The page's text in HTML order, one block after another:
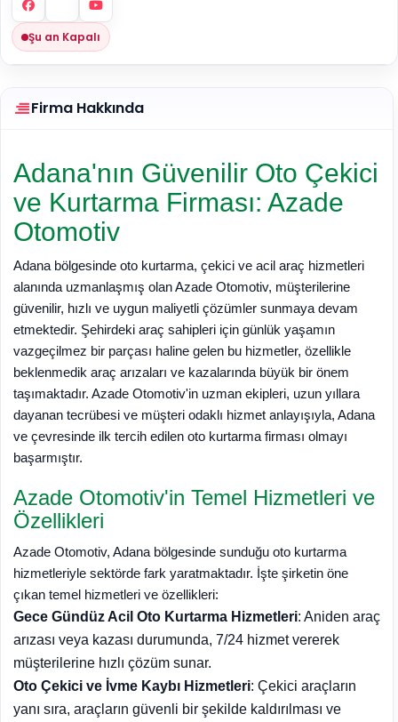
Şu an Kapalı
Firma Hakkında
Adana'nın Güvenilir Oto Çekici
ve Kurtarma Firması: Azade
Otomotiv
Adana bölgesinde oto kurtarma, çekici ve acil araç hizmetleri
alanında uzmanlaşmış olan Azade Otomotiv, müşterilerine
güvenilir, hızlı ve uygun maliyetli çözümler sunmaya devam
etmektedir. Şehirdeki araç sahipleri için günlük yaşamın
vazgeçilmez bir parçası haline gelen bu hizmetler, özellikle
beklenmedik araç arızaları ve kazalarında büyük bir önem
taşımaktadır. Azade Otomotiv'in uzman ekipleri, uzun yıllara
dayanan tecrübesi ve müşteri odaklı hizmet anlayışıyla, Adana
ve çevresinde ilk tercih edilen oto kurtarma firması olmayı
başarmıştır.
Azade Otomotiv'in Temel Hizmetleri ve
Özellikleri
Azade Otomotiv, Adana bölgesinde sunduğu oto kurtarma
hizmetleriyle sektörde fark yaratmaktadır. İşte şirketin öne
çıkan temel hizmetleri ve özellikleri:
Gece Gündüz Acil Oto Kurtarma Hizmetleri: Aniden araç
arızası veya kazası durumunda, 7/24 hizmet vererek
müşterilerine hızlı çözüm sunar.
Oto Çekici ve İvme Kaybı Hizmetleri: Çekici araçların
yanı sıra, araçların güvenli bir şekilde kaldırılması ve